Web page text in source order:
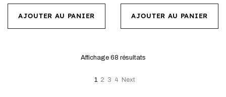
AJOUTER AU PANIER AJOUTER AU PANIER
Affichage 68 résultats
1 2 3 4 Next